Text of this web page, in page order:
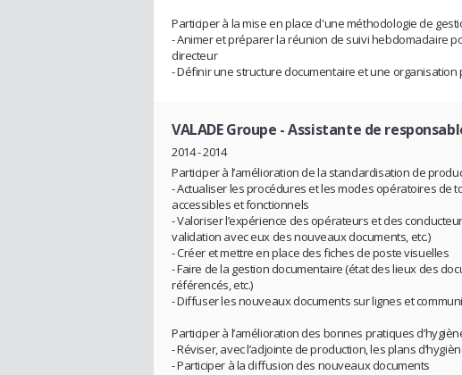
Participer à la mise en place d'une méthodologie de
- Animer et préparer la réunion de suivi hebdomadaire
directeur
- Définir une structure documentaire et une organisation
VALADE Groupe - Assistante de
2014 - 2014
Participer à l’amélioration de la standardisation de
- Actualiser les procédures et les modes opératoires de
accessibles et fonctionnels
- Valoriser l’expérience des opérateurs et des
validation avec eux des nouveaux documents, etc.)
- Créer et mettre en place des fiches de poste visuelles
- Faire de la gestion documentaire (état des lieux des
référencés, etc.)
- Diffuser les nouveaux documents sur lignes et
Participer à l’amélioration des bonnes pratiques
- Réviser, avec l’adjointe de production, les plans
- Participer à la diffusion des nouveaux documents